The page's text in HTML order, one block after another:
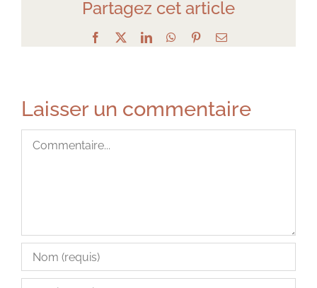
Partagez cet article
Facebook LinkedInWhatsApp
PinterestEmail
Laisser un commentaire